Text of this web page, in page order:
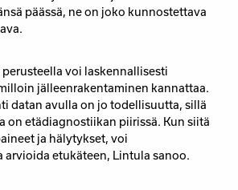
päässä, ne on joko kunnostettava
voi laskennallisesti
jälleenrakentaminen kannattaa.
datan avulla on jo todellisuutta, sillä
on etädiagnostiikan piirissä. Kun siitä
ja hälytykset, voi
arvioida etukäteen, Lintula sanoo.